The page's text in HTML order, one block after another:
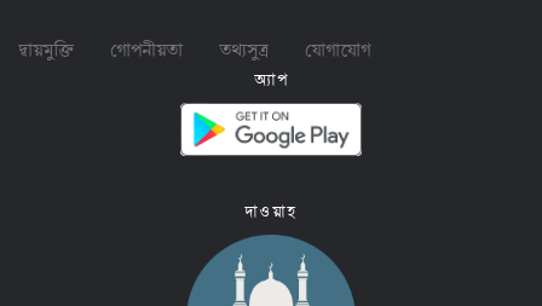
দ্বায়মুক্তি গোপনীয়তা তথ্যসুত্র যোগাযোগ
অ্যাপ
দাওয়াহ